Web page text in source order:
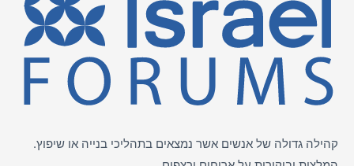
קהילה גדולה של אנשים אשר נמצאים בתהליכי בנייה או שיפוץ.